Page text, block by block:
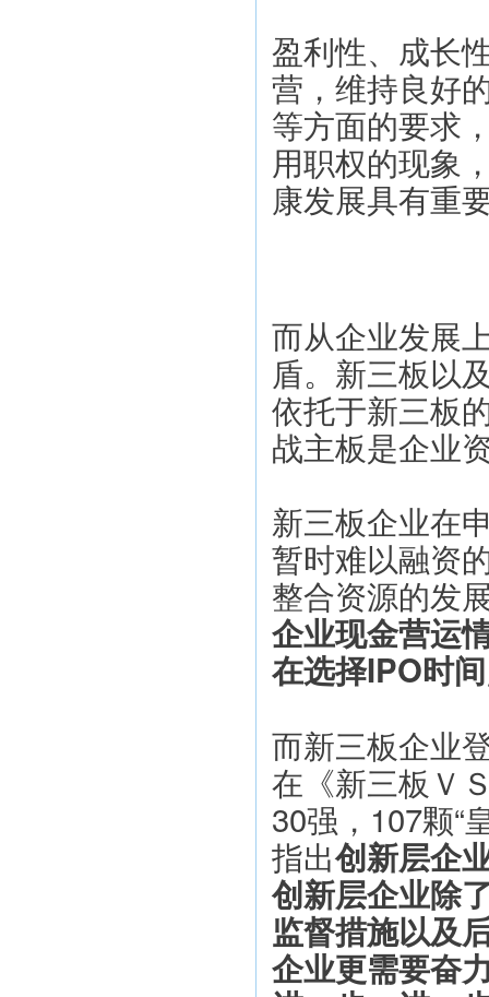
盈利性、成长
营，维持良好
等方面的要求
用职权的现象
康发展具有重
而从企业发展
盾。新三板以
依托于新三板
战主板是企业
新三板企业在
暂时难以融资
整合资源的发
企业现金营运
在选择IPO时
而新三板企业
在《新三板Ｖ
30强，107颗“
指出创新层企
创新层企业除
监督措施以及
企业更需要奋